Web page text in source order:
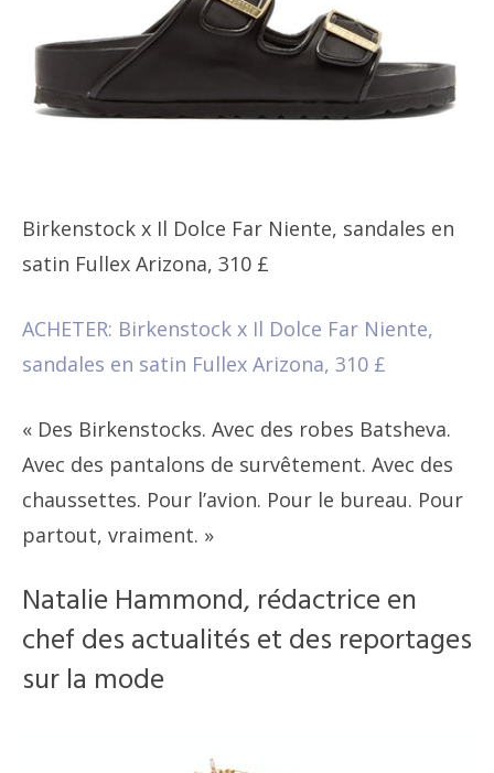
Birkenstock x Il Dolce Far Niente, sandales en
satin Fullex Arizona, 310 £
ACHETER: Birkenstock x Il Dolce Far Niente,
sandales en satin Fullex Arizona, 310 £
« Des Birkenstocks. Avec des robes Batsheva.
Avec des pantalons de survêtement. Avec des
chaussettes. Pour l’avion. Pour le bureau. Pour
partout, vraiment. »
Natalie Hammond, rédactrice en
chef des actualités et des reportages
sur la mode